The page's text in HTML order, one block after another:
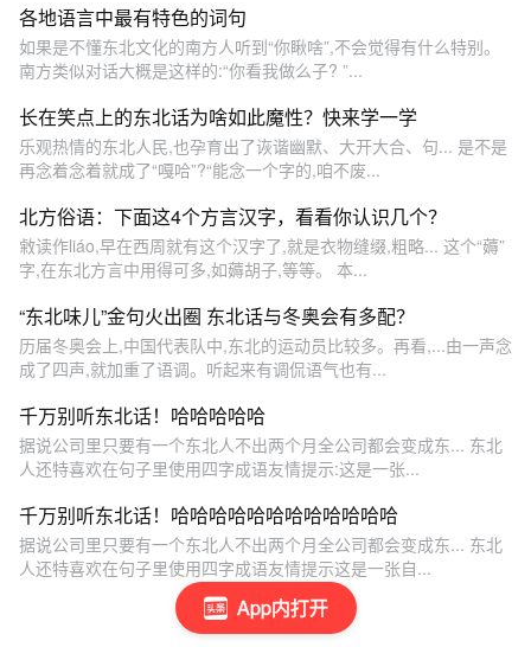
App内打开
各地语言中最有特色的词句
如果是不懂东北文化的南方人听到“你瞅啥”,不会觉得有什么特别。
南方类似对话大概是这样的:“你看我做么子? ”...
长在笑点上的东北话为啥如此魔性？快来学一学
乐观热情的东北人民,也孕育出了诙谐幽默、大开大合、句... 是不是
再念着念着就成了“嘎哈”?“能念一个字的,咱不废...
北方俗语：下面这4个方言汉字，看看你认识几个？
敹读作liáo,早在西周就有这个汉字了,就是衣物缝缀,粗略... 这个“薅”
字,在东北方言中用得可多,如薅胡子,等等。 本...
“东北味儿”金句火出圈 东北话与冬奥会有多配？
历届冬奥会上,中国代表队中,东北的运动员比较多。再看,...由一声念
成了四声,就加重了语调。听起来有调侃语气也有...
千万别听东北话！哈哈哈哈哈
据说公司里只要有一个东北人不出两个月全公司都会变成东... 东北
人还特喜欢在句子里使用四字成语友情提示:这是一张...
千万别听东北话！哈哈哈哈哈哈哈哈哈哈哈哈
据说公司里只要有一个东北人不出两个月全公司都会变成东... 东北
人还特喜欢在句子里使用四字成语友情提示这是一张自...